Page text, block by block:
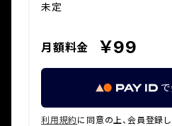
未定
月額料金 ￥99
利用規約に同意の上、会員登録し